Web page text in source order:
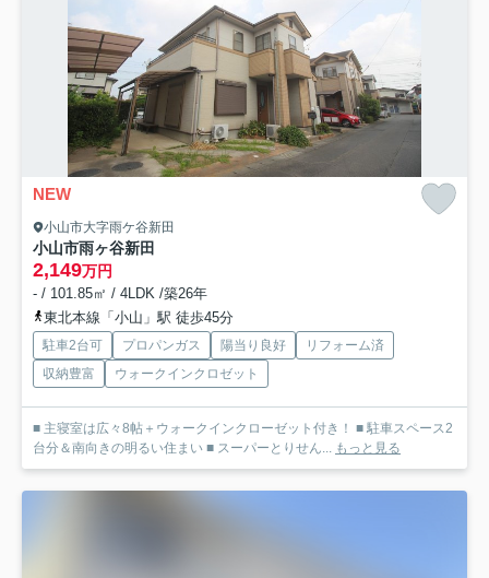
NEW
小山市大字雨ケ谷新田
小山市雨ヶ谷新田
2,149万円
- / 101.85㎡ / 4LDK /築26年
東北本線「小山」駅 徒歩45分
駐車2台可 プロパンガス 陽当り良好
リフォーム済
収納豊富
ウォークインクロゼット
■ 主寝室は広々8帖＋ウォークインクローゼット付き！ ■ 駐車スペース2
台分＆南向きの明るい住まい ■ スーパーとりせん... もっと見る